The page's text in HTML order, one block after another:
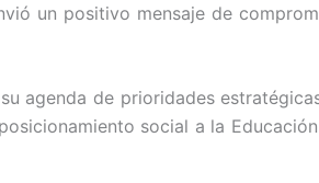
un positivo mensaje de
agenda de prioridades
social a la